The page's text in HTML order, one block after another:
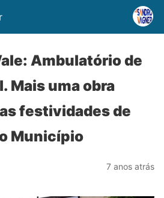
Ambulatório de
Mais uma obra
festividades de
Município
7 anos atrás